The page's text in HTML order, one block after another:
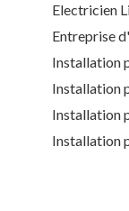
Electricien
Entreprise
Installation
Installation
Installation
Installation